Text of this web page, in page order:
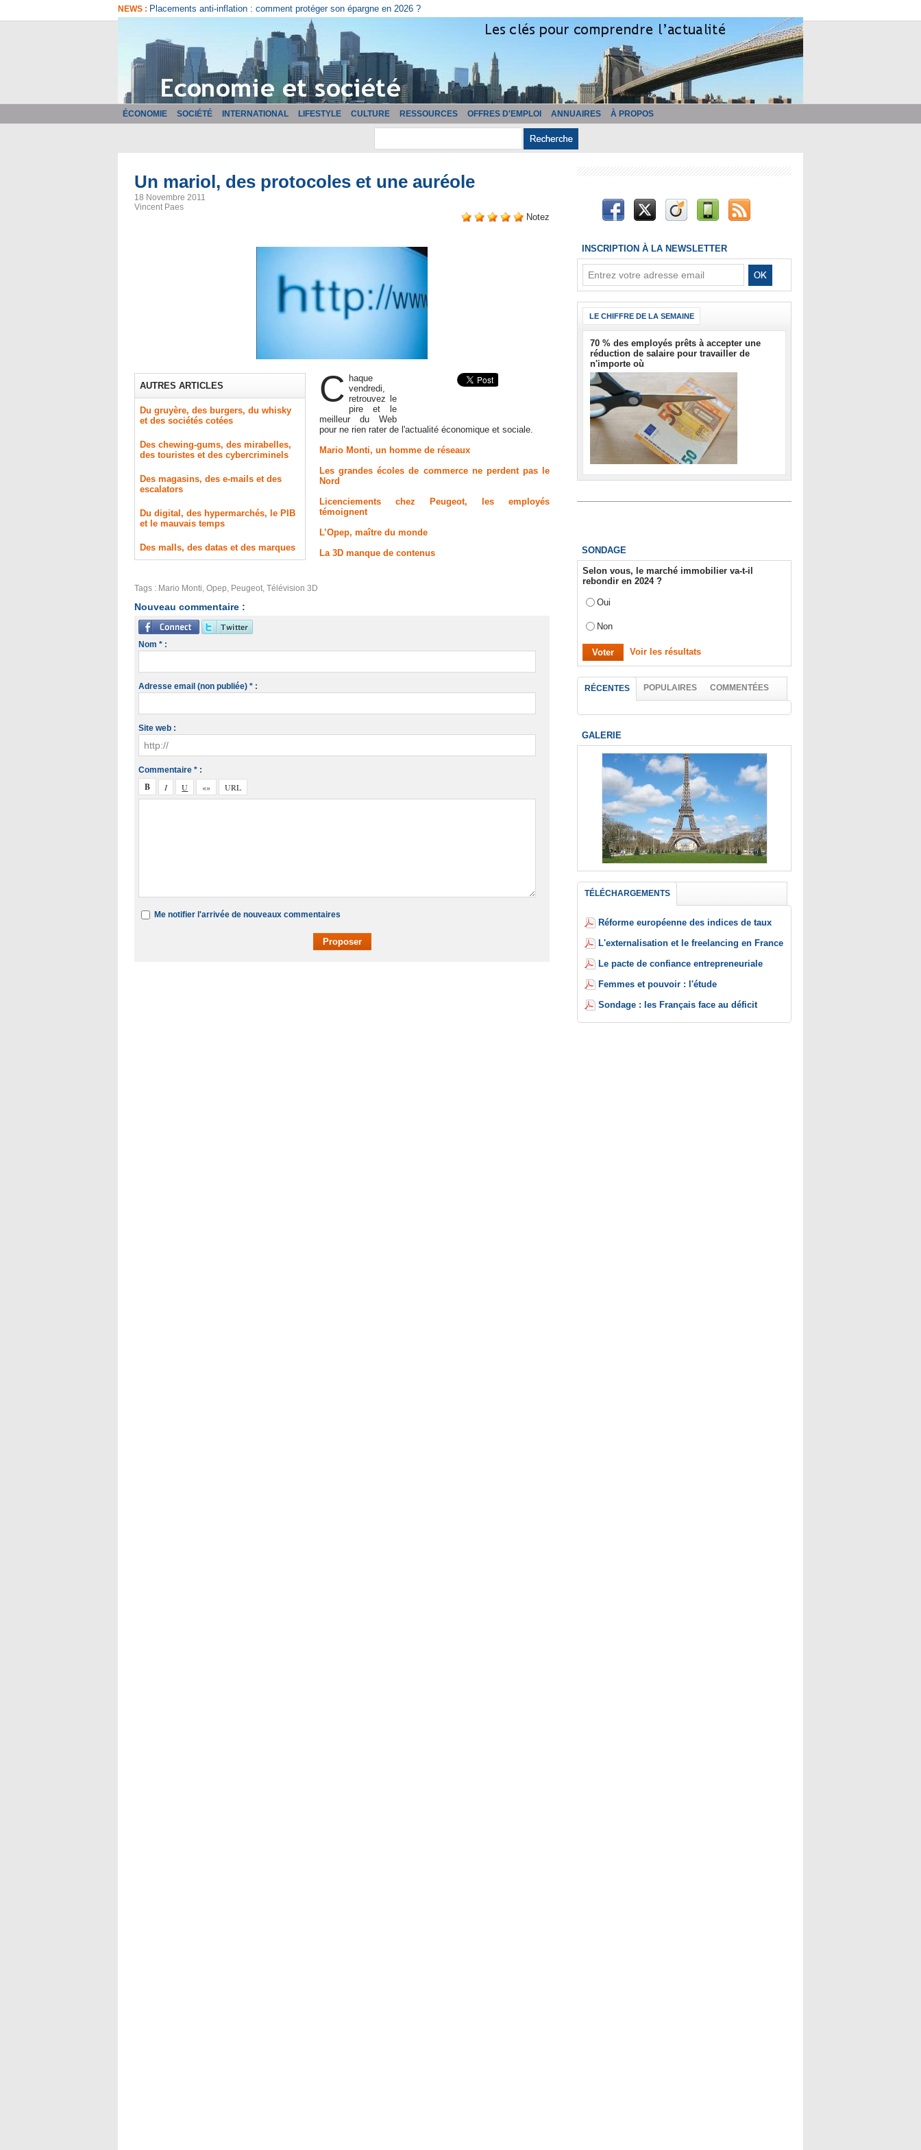
NEWS : Comment bien choisir son logiciel de facturation ?
ÉCONOMIE SOCIÉTÉ INTERNATIONAL LIFESTYLE CULTURE RESSOURCES OFFRES D'EMPLOI ANNUAIRES À PROPOS
Un mariol, des protocoles et une auréole
18 Novembre 2011
Vincent Paes
Notez
AUTRES ARTICLES
Du gruyère, des burgers, du whisky
et des sociétés cotées
Des chewing-gums, des mirabelles,
des touristes et des cybercriminels
Des magasins, des e-mails et des
escalators
Du digital, des hypermarchés, le PIB
et le mauvais temps
Des malls, des datas et des marques
C haque
vendredi,
retrouvez le
pire et le
meilleur du Web
pour ne rien rater de l'actualité économique et sociale.
Mario Monti, un homme de réseaux
Les grandes écoles de commerce ne perdent pas le
Nord
Licenciements chez Peugeot, les employés
témoignent
L’Opep, maître du monde
La 3D manque de contenus
Tags : Mario Monti, Opep, Peugeot, Télévision 3D
Nouveau commentaire :
Nom * :
Adresse email (non publiée) * :
Site web :
Commentaire * :
Me notifier l'arrivée de nouveaux commentaires
INSCRIPTION À LA NEWSLETTER
LE CHIFFRE DE LA SEMAINE
70 % des employés prêts à accepter une
réduction de salaire pour travailler de
n'importe où
SONDAGE
Selon vous, le marché immobilier va-t-il
rebondir en 2024 ?
Oui
Non
Voir les résultats
RÉCENTES POPULAIRES COMMENTÉES
GALERIE
TÉLÉCHARGEMENTS
Réforme européenne des indices de taux
L'externalisation et le freelancing en France
Le pacte de confiance entrepreneuriale
Femmes et pouvoir : l'étude
Sondage : les Français face au déficit